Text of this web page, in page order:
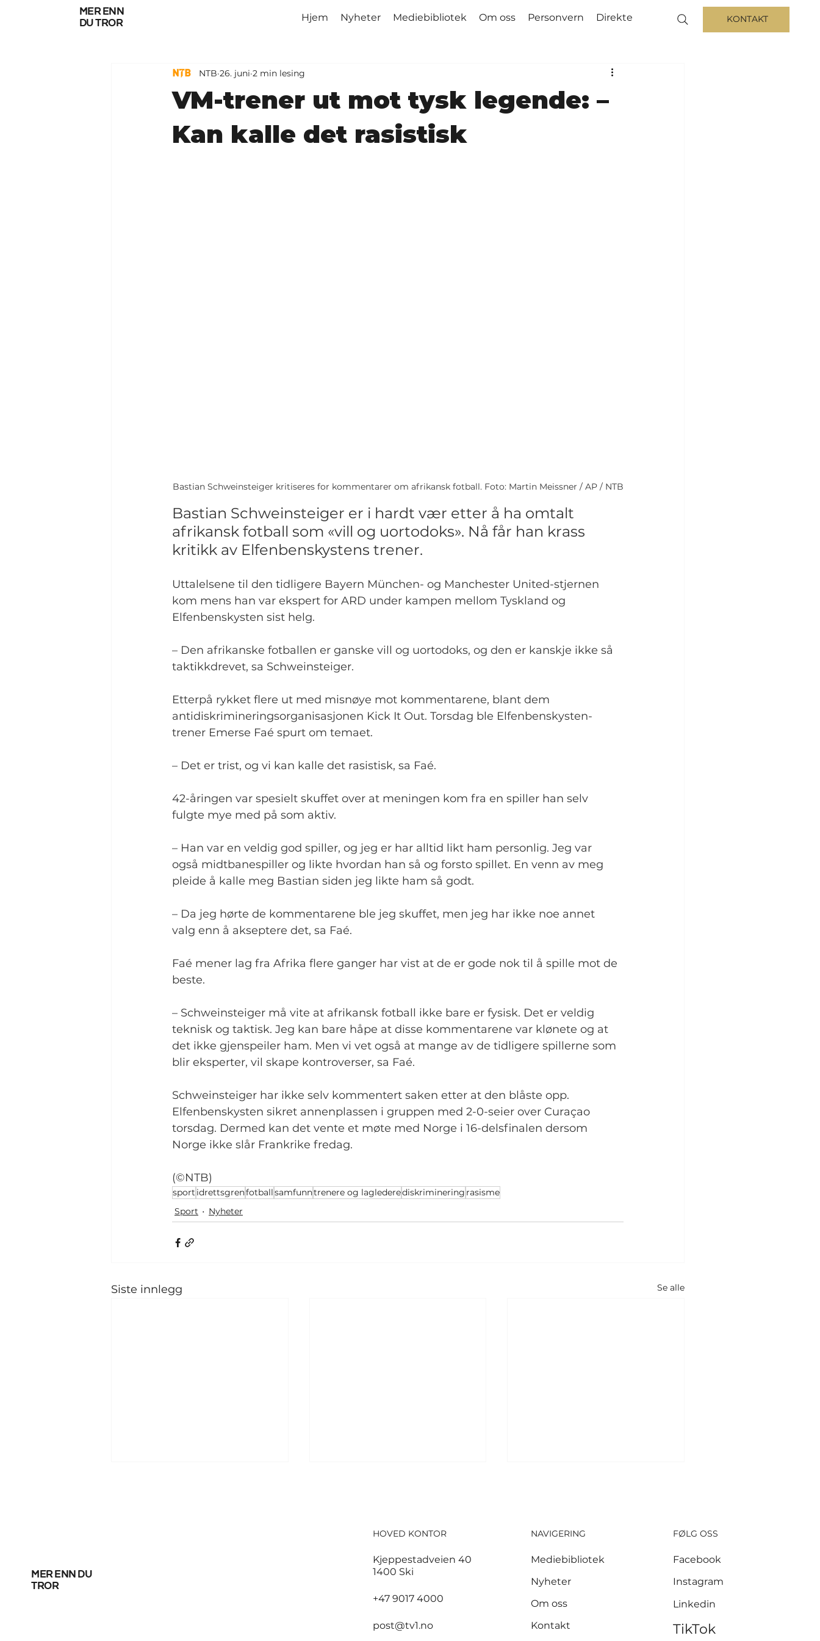
mer enn
du tror
Hjem Nyheter Mediebibliotek Om oss Personvern Direkte KONTAKT
VM-trener ut mot tysk legende: –
Kan kalle det rasistisk
NTB 26. juni 2 min lesing
Bastian Schweinsteiger kritiseres for kommentarer om afrikansk fotball. Foto: Martin Meissner / AP / NTB
Bastian Schweinsteiger er i hardt vær etter å ha omtalt
afrikansk fotball som «vill og uortodoks». Nå får han krass
kritikk av Elfenbenskystens trener.
Uttalelsene til den tidligere Bayern München- og Manchester United-stjernen
kom mens han var ekspert for ARD under kampen mellom Tyskland og
Elfenbenskysten sist helg.
– Den afrikanske fotballen er ganske vill og uortodoks, og den er kanskje ikke så
taktikkdrevet, sa Schweinsteiger.
Etterpå rykket flere ut med misnøye mot kommentarene, blant dem
antidiskrimineringsorganisasjonen Kick It Out. Torsdag ble Elfenbenskysten-
trener Emerse Faé spurt om temaet.
– Det er trist, og vi kan kalle det rasistisk, sa Faé.
42-åringen var spesielt skuffet over at meningen kom fra en spiller han selv
fulgte mye med på som aktiv.
– Han var en veldig god spiller, og jeg er har alltid likt ham personlig. Jeg var
også midtbanespiller og likte hvordan han så og forsto spillet. En venn av meg
pleide å kalle meg Bastian siden jeg likte ham så godt.
– Da jeg hørte de kommentarene ble jeg skuffet, men jeg har ikke noe annet
valg enn å akseptere det, sa Faé.
Faé mener lag fra Afrika flere ganger har vist at de er gode nok til å spille mot de
beste.
– Schweinsteiger må vite at afrikansk fotball ikke bare er fysisk. Det er veldig
teknisk og taktisk. Jeg kan bare håpe at disse kommentarene var klønete og at
det ikke gjenspeiler ham. Men vi vet også at mange av de tidligere spillerne som
blir eksperter, vil skape kontroverser, sa Faé.
Schweinsteiger har ikke selv kommentert saken etter at den blåste opp.
Elfenbenskysten sikret annenplassen i gruppen med 2-0-seier over Curaçao
torsdag. Dermed kan det vente et møte med Norge i 16-delsfinalen dersom
Norge ikke slår Frankrike fredag.
(©NTB)
sport idrettsgrenfotballsamfunntrenere og laglederediskriminering rasisme
Sport
Nyheter
Siste innlegg Se alle
sandvolleyballparene i
3,7 millioner kroner
brannen i Krokstadelva
mer enn du
tror
HOVED KONTOR
Kjeppestadveien 40
1400 Ski
+47 9017 4000
post@tv1.no
NAVIGERING
Mediebibliotek
Nyheter
Om oss
Kontakt
FØLG OSS
Facebook
Instagram
Linkedin
TikTok